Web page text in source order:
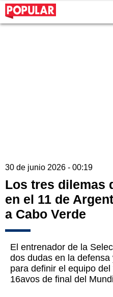
30 de junio 2026 - 00:19
Los tres dilemas
en el 11 de
a Cabo Verde
El entrenador de la
dos dudas en la
para definir el equipo
16avos de final del